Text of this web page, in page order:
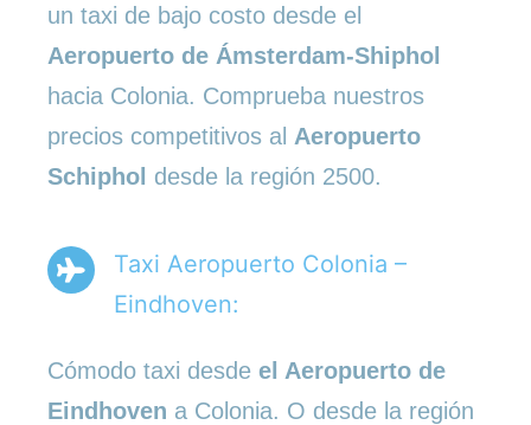
un taxi de bajo costo desde el
Aeropuerto de Ámsterdam-Shiphol
hacia Colonia. Comprueba nuestros
precios competitivos al Aeropuerto
Schiphol desde la región 2500.
Taxi Aeropuerto Colonia –
Eindhoven:
Cómodo taxi desde el Aeropuerto de
Eindhoven a Colonia. O desde la región